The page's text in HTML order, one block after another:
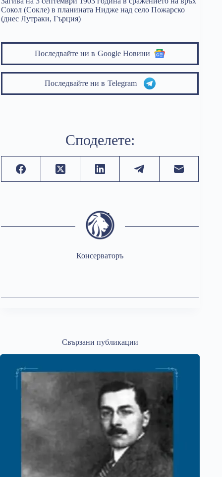
Сокол (Сокле) в планината Нидже над село Пожарско
(днес Лутраки, Гърция)
Последвайте ни в Google Новини
Последвайте ни в Telegram
Споделете:
Консерваторъ
Свързани публикации